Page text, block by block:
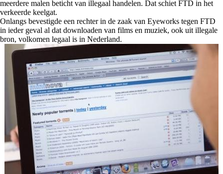
meerdere malen beticht van illegaal handelen. Dat schiet FTD in het
verkeerde keelgat.
Onlangs bevestigde een rechter in de zaak van Eyeworks tegen FTD
in ieder geval al dat downloaden van films en muziek, ook uit illegale
bron, volkomen legaal is in Nederland.